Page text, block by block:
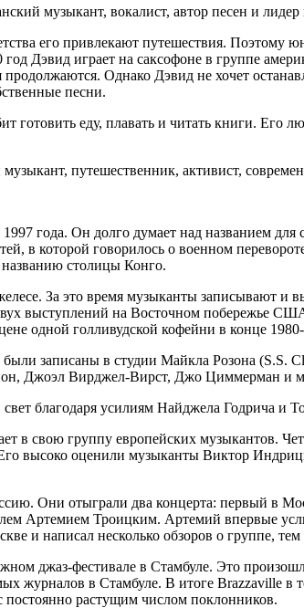
музыкант, вокалист, автор песен и
его привлекают путешествия.
Дэвид играет на саксофоне в группе
Однако Дэвид не хочет
песни.
готовить еду, плавать и читать книги.
путешественник, активист,
года. Он долго думает над названием
в которой говорилось о военном
столицы Конго.
За это время музыканты записывают и
выступлений на Восточном побережье
одной голливудской кофейни в конце
записаны в студии Майкла Розона
Джоэл Вирджел-Вирст, Джо Циммерман и
благодаря усилиям Найджела Годрича и
в свою группу европейских музыкантов.
высоко оценили музыканты Виктор
Они отыграли два концерта: первый в
Артемием Троицким. Артемий впервые
и написал несколько обзоров о группе,
джаз-фестивале в Стамбуле. Это
журналов в Стамбуле. В итоге Brazzaville в
растущим числом поклонников.